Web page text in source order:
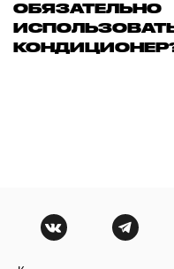
ОБЯЗАТЕЛЬНО